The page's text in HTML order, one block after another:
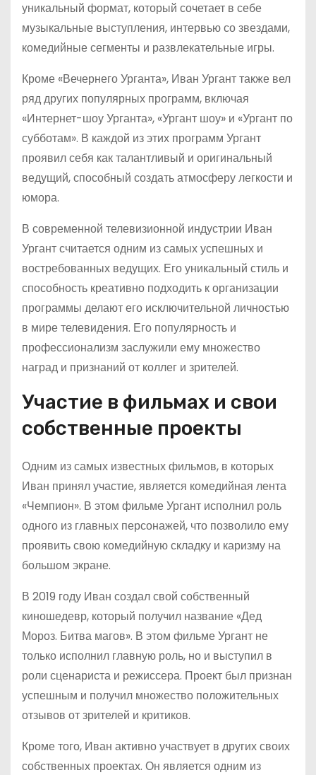
уникальный формат, который сочетает в себе
музыкальные выступления, интервью со звездами,
комедийные сегменты и развлекательные игры.
Кроме «Вечернего Урганта», Иван Ургант также вел
ряд других популярных программ, включая
«Интернет-шоу Урганта», «Ургант шоу» и «Ургант по
субботам». В каждой из этих программ Ургант
проявил себя как талантливый и оригинальный
ведущий, способный создать атмосферу легкости и
юмора.
В современной телевизионной индустрии Иван
Ургант считается одним из самых успешных и
востребованных ведущих. Его уникальный стиль и
способность креативно подходить к организации
программы делают его исключительной личностью
в мире телевидения. Его популярность и
профессионализм заслужили ему множество
наград и признаний от коллег и зрителей.
Участие в фильмах и свои
собственные проекты
Одним из самых известных фильмов, в которых
Иван принял участие, является комедийная лента
«Чемпион». В этом фильме Ургант исполнил роль
одного из главных персонажей, что позволило ему
проявить свою комедийную складку и каризму на
большом экране.
В 2019 году Иван создал свой собственный
киношедевр, который получил название «Дед
Мороз. Битва магов». В этом фильме Ургант не
только исполнил главную роль, но и выступил в
роли сценариста и режиссера. Проект был признан
успешным и получил множество положительных
отзывов от зрителей и критиков.
Кроме того, Иван активно участвует в других своих
собственных проектах. Он является одним из